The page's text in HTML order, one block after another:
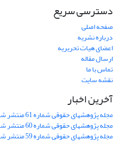
دسترسی سریع
صفحه اصلی
درباره نشریه
اعضای هیات تحریریه
ارسال مقاله
تماس با ما
نقشه سایت
آخرین اخبار
مجله پژوهشهای حقوقی شماره 61 منتشر شد.
مجله پژوهشهای حقوقی شماره 60 منتشر شد.
مجله پژوهشهای حقوقی شماره 59 منتشر شد.